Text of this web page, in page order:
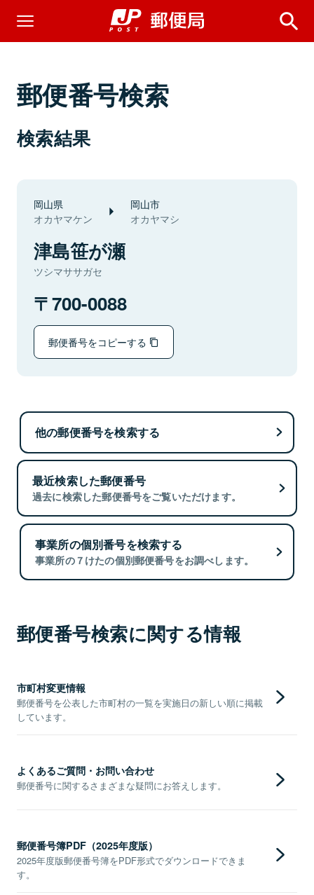
郵便番号検索
検索結果
岡山県
オカヤマケン
岡山市
オカヤマシ
津島笹が瀬
ツシマササガセ
700-0088
郵便番号をコピーする
他の郵便番号を検索する
最近検索した郵便番号
過去に検索した郵便番号をご覧いただけます。
事業所の個別番号を検索する
事業所の７けたの個別郵便番号をお調べします。
郵便番号検索に関する情報
市町村変更情報
郵便番号を公表した市町村の一覧を実施日の新しい順に掲載
しています。
よくあるご質問・お問い合わせ
郵便番号に関するさまざまな疑問にお答えします。
郵便番号簿PDF（2025年度版）
2025年度版郵便番号簿をPDF形式でダウンロードできま
す。